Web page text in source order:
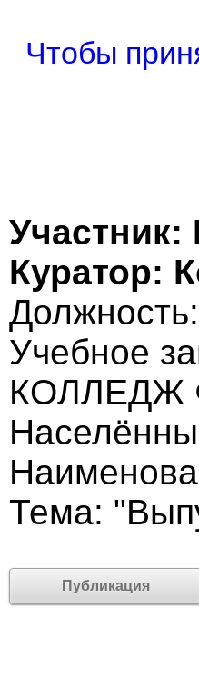
Чтобы
Куратор:
Учебное
КОЛЛЕДЖ
Тема:
Публикация